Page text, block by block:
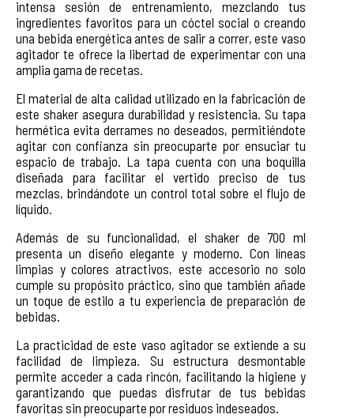
intensa sesión de entrenamiento, mezclando tus
ingredientes favoritos para un cóctel social o creando
una bebida energética antes de salir a correr, este vaso
agitador te ofrece la libertad de experimentar con una
amplia gama de recetas.
El material de alta calidad utilizado en la fabricación de
este shaker asegura durabilidad y resistencia. Su tapa
hermética evita derrames no deseados, permitiéndote
agitar con confianza sin preocuparte por ensuciar tu
espacio de trabajo. La tapa cuenta con una boquilla
diseñada para facilitar el vertido preciso de tus
mezclas, brindándote un control total sobre el flujo de
líquido.
Además de su funcionalidad, el shaker de 700 ml
presenta un diseño elegante y moderno. Con líneas
limpias y colores atractivos, este accesorio no solo
cumple su propósito práctico, sino que también añade
un toque de estilo a tu experiencia de preparación de
bebidas.
La practicidad de este vaso agitador se extiende a su
facilidad de limpieza. Su estructura desmontable
permite acceder a cada rincón, facilitando la higiene y
garantizando que puedas disfrutar de tus bebidas
favoritas sin preocuparte por residuos indeseados.